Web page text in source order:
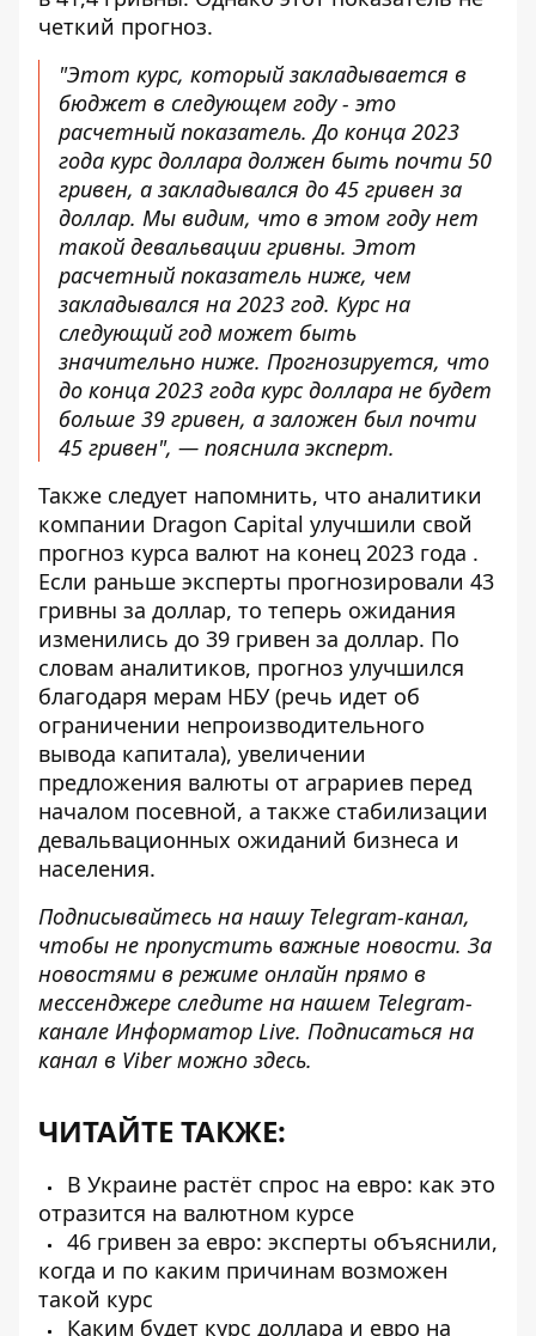
четкий прогноз.
"Этот курс, который закладывается в
бюджет в следующем году - это
расчетный показатель. До конца 2023
года курс доллара должен быть почти 50
гривен, а закладывался до 45 гривен за
доллар. Мы видим, что в этом году нет
такой девальвации гривны. Этот
расчетный показатель ниже, чем
закладывался на 2023 год. Курс на
следующий год может быть
значительно ниже. Прогнозируется, что
до конца 2023 года курс доллара не будет
больше 39 гривен, а заложен был почти
45 гривен", — пояснила эксперт.
Также следует напомнить, что аналитики
компании Dragon Capital улучшили свой
прогноз курса валют на конец 2023 года .
Если раньше эксперты прогнозировали 43
гривны за доллар, то теперь ожидания
изменились до 39 гривен за доллар. По
словам аналитиков, прогноз улучшился
благодаря мерам НБУ (речь идет об
ограничении непроизводительного
вывода капитала), увеличении
предложения валюты от аграриев перед
началом посевной, а также стабилизации
девальвационных ожиданий бизнеса и
населения.
Подписывайтесь на нашу Telegram-канал,
чтобы не пропустить важные новости. За
новостями в режиме онлайн прямо в
мессенджере следите на нашем Telegram-
канале Информатор Live. Подписаться на
канал в Viber можно здесь.
ЧИТАЙТЕ ТАКЖЕ:
В Украине растёт спрос на евро: как это
отразится на валютном курсе
46 гривен за евро: эксперты объяснили,
когда и по каким причинам возможен
такой курс
Каким будет курс доллара и евро на